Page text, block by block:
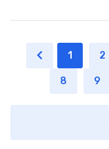
1 2
8 9